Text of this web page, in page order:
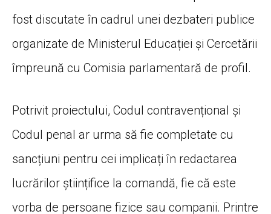
fost discutate în cadrul unei dezbateri publice
organizate de Ministerul Educației și Cercetării
împreună cu Comisia parlamentară de profil.
Potrivit proiectului, Codul contravențional și
Codul penal ar urma să fie completate cu
sancțiuni pentru cei implicați în redactarea
lucrărilor științifice la comandă, fie că este
vorba de persoane fizice sau companii. Printre